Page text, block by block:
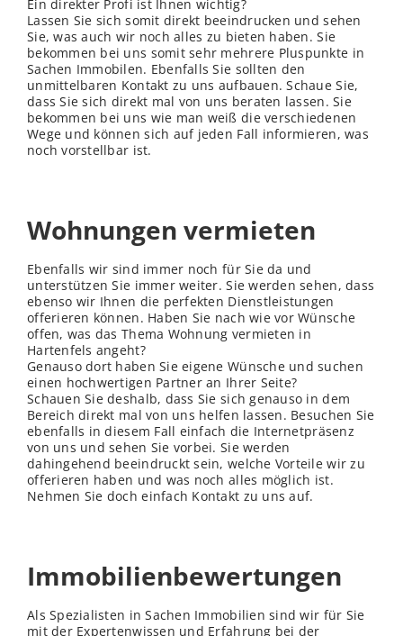
Ein direkter Profi ist Ihnen wichtig?
Lassen Sie sich somit direkt beeindrucken und sehen
Sie, was auch wir noch alles zu bieten haben. Sie
bekommen bei uns somit sehr mehrere Pluspunkte in
Sachen Immobilen. Ebenfalls Sie sollten den
unmittelbaren Kontakt zu uns aufbauen. Schaue Sie,
dass Sie sich direkt mal von uns beraten lassen. Sie
bekommen bei uns wie man weiß die verschiedenen
Wege und können sich auf jeden Fall informieren, was
noch vorstellbar ist.
Wohnungen vermieten
Ebenfalls wir sind immer noch für Sie da und
unterstützen Sie immer weiter. Sie werden sehen, dass
ebenso wir Ihnen die perfekten Dienstleistungen
offerieren können. Haben Sie nach wie vor Wünsche
offen, was das Thema Wohnung vermieten in
Hartenfels angeht?
Genauso dort haben Sie eigene Wünsche und suchen
einen hochwertigen Partner an Ihrer Seite?
Schauen Sie deshalb, dass Sie sich genauso in dem
Bereich direkt mal von uns helfen lassen. Besuchen Sie
ebenfalls in diesem Fall einfach die Internetpräsenz
von uns und sehen Sie vorbei. Sie werden
dahingehend beeindruckt sein, welche Vorteile wir zu
offerieren haben und was noch alles möglich ist.
Nehmen Sie doch einfach Kontakt zu uns auf.
Immobilienbewertungen
Als Spezialisten in Sachen Immobilien sind wir für Sie
mit der Expertenwissen und Erfahrung bei der